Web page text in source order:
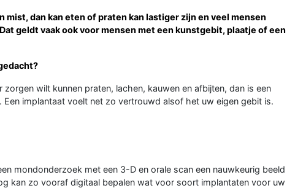
mist, dan kan eten of praten kan lastiger zijn en veel mensen
geldt vaak ook voor mensen met een kunstgebit, plaatje of een
wilt kunnen praten, lachen, kauwen en afbijten, dan is een
implantaat voelt net zo vertrouwd alsof het uw eigen gebit is.
mondonderzoek met een 3-D en orale scan een nauwkeurig beeld
kan zo vooraf digitaal bepalen wat voor soort implantaten voor uw